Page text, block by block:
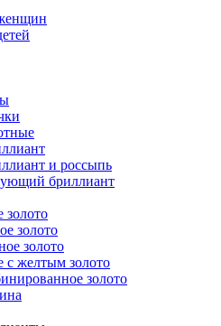
и россыпь
бриллиант
золото
золото
золото
с желтым золото
золото